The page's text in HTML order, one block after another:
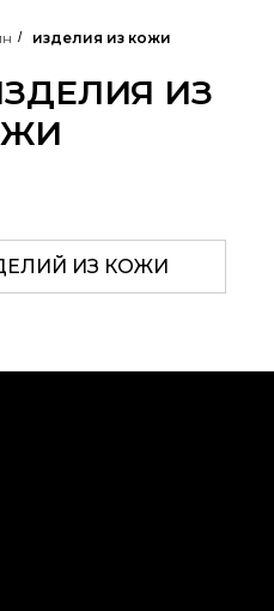
/ изделия из кожи
ИЗ
ИЗ КОЖИ